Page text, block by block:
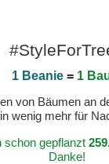
1 Beanie= 1
von Bäumen an
wenig mehr für
schon gepflanzt
Danke!